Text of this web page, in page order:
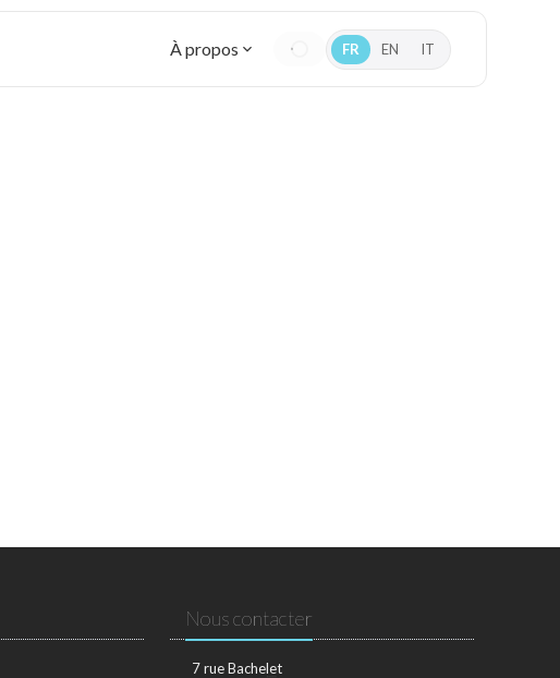
À propos FR EN IT
Nous contacter
7 rue Bachelet